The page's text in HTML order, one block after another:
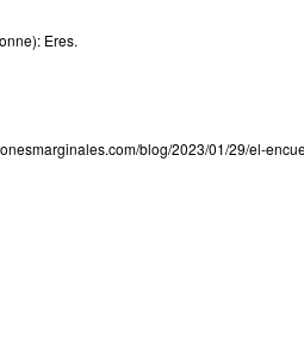
Eres.
blog/2023/01/29/el-